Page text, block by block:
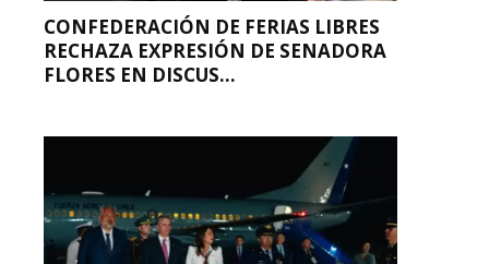
CONFEDERACIÓN DE FERIAS LIBRES
RECHAZA EXPRESIÓN DE SENADORA
FLORES EN DISCUS...